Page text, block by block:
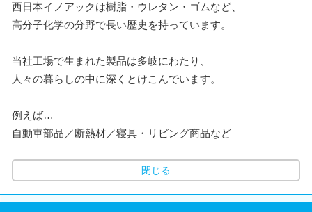
西日本イノアックは樹脂・ウレタン・ゴムなど、
高分子化学の分野で長い歴史を持っています。
当社工場で生まれた製品は多岐にわたり、
人々の暮らしの中に深くとけこんでいます。
例えば…
自動車部品／断熱材／寝具・リビング商品など
閉じる